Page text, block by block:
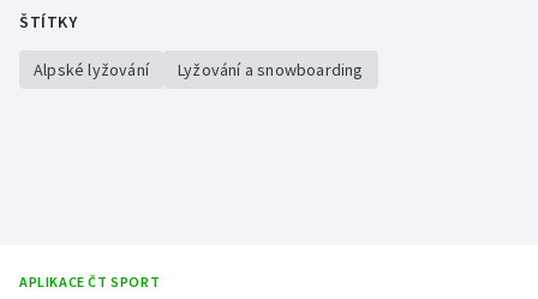
ŠTÍTKY
Alpské lyžování Lyžování a snowboarding
APLIKACE ČT SPORT